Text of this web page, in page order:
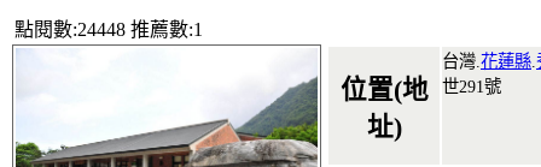
點閱數:24448 推薦數:1
位置(地
址)
台灣. 花蓮縣
世291號